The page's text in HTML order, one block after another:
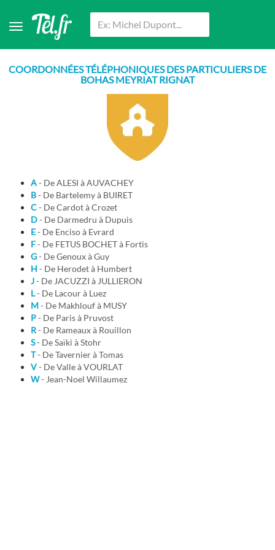
COORDONNÉES TÉLÉPHONIQUES DES PARTICULIERS DE
BOHAS MEYRIAT RIGNAT
A
- De ALESI à AUVACHEY
B
- De Bartelemy à BUIRET
C
- De Cardot à Crozet
D
- De Darmedru à Dupuis
E
- De Enciso à Evrard
F
- De FETUS BOCHET à Fortis
G
- De Genoux à Guy
H
- De Herodet à Humbert
J
- De JACUZZI à JULLIERON
L
- De Lacour à Luez
M
- De Makhlouf à MUSY
P
- De Paris à Pruvost
R
- De Rameaux à Rouillon
S
- De Saïki à Stohr
T
- De Tavernier à Tomas
V
- De Valle à VOURLAT
W
- Jean-Noel Willaumez